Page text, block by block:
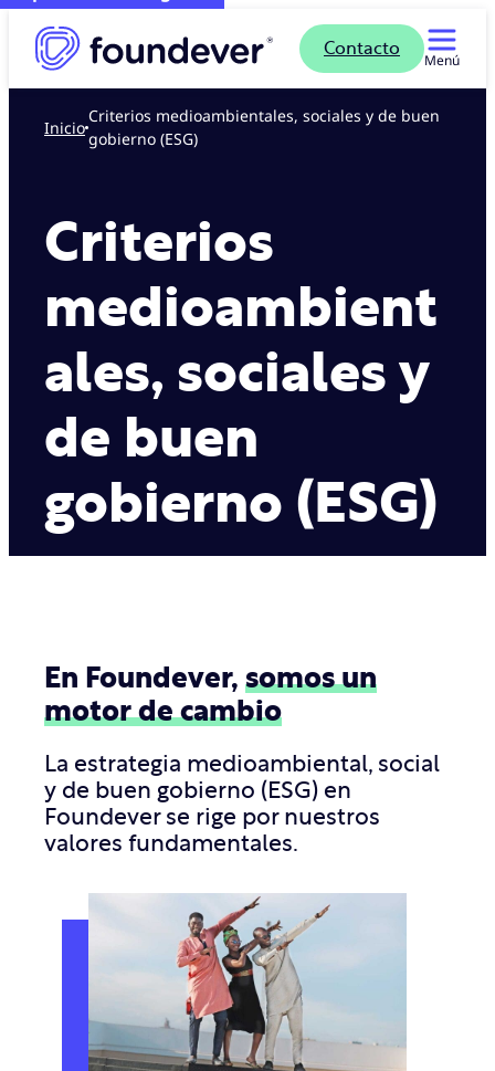
Contacto
Menú
Inicio
Criterios medioambientales, sociales y de buen
gobierno (ESG)
Criterios
medioambient
ales, sociales y
de buen
gobierno (ESG)
En Foundever, somos un
motor de cambio
La estrategia medioambiental, social
y de buen gobierno (ESG) en
Foundever se rige por nuestros
valores fundamentales.